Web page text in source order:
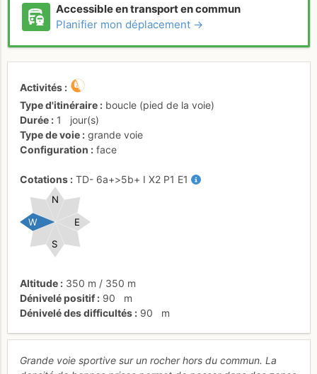
Accessible en transport en commun
Planifier mon déplacement →
Activités
Type d'itinéraire
boucle (pied de la voie)
Durée
1
jour(s)
Type de voie
grande voie
Configuration
face
Cotations TD- 6a+>5b+ I X2 P1 E1
E
W
S
N
Altitude 350 m / 350 m
Dénivelé positif
90
m
Dénivelé des difficultés
90 m
Grande voie sportive sur un rocher hors du commun. La